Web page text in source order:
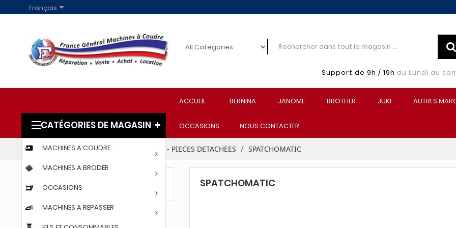
Français
Support de 9h / 19h du Lundi au
ACCUEIL BERNINA JANOME BROTHER JUKI AUTRES
OCCASIONS NOUS CONTACTER
CATÉGORIES DE MAGASIN
MACHINES A COUDRE
MACHINES A BRODER
OCCASIONS
MACHINES A REPASSER
Accueil PARTICULIERS ACCESSOIRES - PIECES DETACHEES SPATCHOMATIC
SPATCHOMATIC SPATCHOMATIC